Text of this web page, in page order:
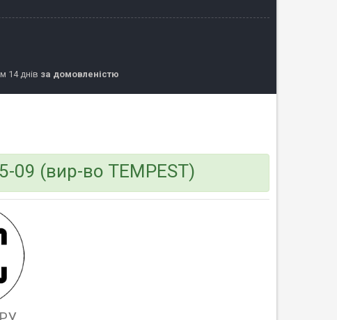
14 днів за домовленістю
09 (вир-во TEMPEST)